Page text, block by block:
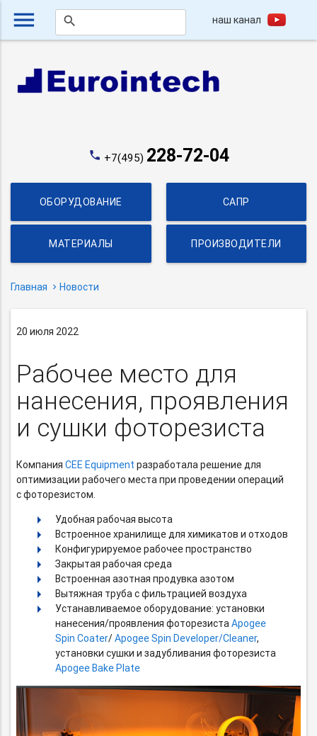
menu search наш канал
phone +7(495) 228-72-04
ОБОРУДОВАНИЕ САПР
МАТЕРИАЛЫ ПРОИЗВОДИТЕЛИ
Главная Новости
20 июля 2022
Рабочее место для
нанесения, проявления
и сушки фоторезиста
КомпанияCEE Equipment разработала решение для
оптимизации рабочего места при проведении операций
с фоторезистом.
Удобная рабочая высота
Встроенное хранилище для химикатов и отходов
Конфигурируемое рабочее пространство
Закрытая рабочая среда
Встроенная азотная продувка азотом
Вытяжная труба с фильтрацией воздуха
Устанавливаемое оборудование: установки
нанесения/проявления фоторезистаApogee
Spin Coater/Apogee Spin Developer/Cleaner,
установки сушки и задубливания фоторезиста
Apogee Bake Plate